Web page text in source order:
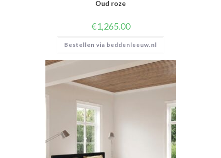
Oud roze
€1,265.00
Bestellen via beddenleeuw.nl